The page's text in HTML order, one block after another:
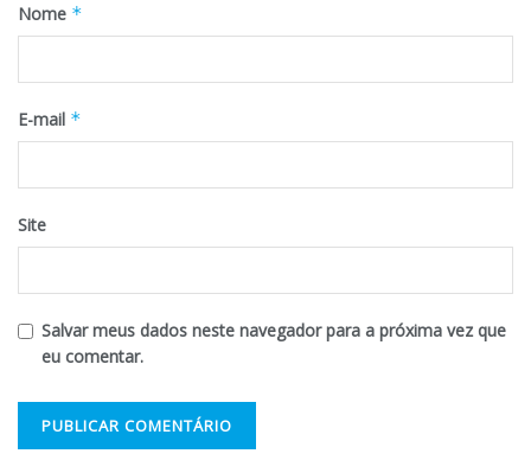
Nome *
E-mail *
Site
Salvar meus dados neste navegador para a próxima vez que
eu comentar.